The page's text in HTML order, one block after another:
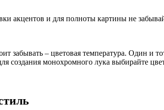
акцентов и для полноты картины не
забывать – цветовая температура. Один
создания монохромного лука выбирайте